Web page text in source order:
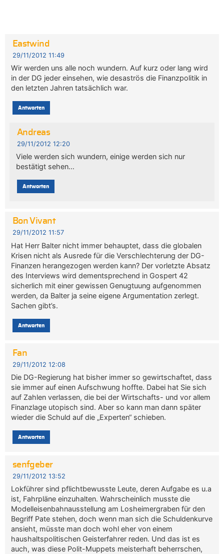
Eastwind
29/11/2012 11:49
Wir werden uns alle noch wundern. Auf kurz oder lang wird
in der DG jeder einsehen, wie desaströs die Finanzpolitik in
den letzten Jahren tatsächlich war.
Antworten
Andreas
29/11/2012 12:20
Viele werden sich wundern, einige werden sich nur
bestätigt sehen…
Antworten
Bon Vivant
29/11/2012 11:57
Hat Herr Balter nicht immer behauptet, dass die globalen
Krisen nicht als Ausrede für die Verschlechterung der DG-
Finanzen herangezogen werden kann? Der vorletzte Absatz
des Interviews wird dementsprechend in Gospert 42
sicherlich mit einer gewissen Genugtuung aufgenommen
werden, da Balter ja seine eigene Argumentation zerlegt.
Sachen gibt’s.
Antworten
Fan
29/11/2012 12:08
Die DG-Regierung hat bisher immer so gewirtschaftet, dass
sie immer auf einen Aufschwung hoffte. Dabei hat Sie sich
auf Zahlen verlassen, die bei der Wirtschafts- und vor allem
Finanzlage utopisch sind. Aber so kann man dann später
wieder die Schuld auf die „Experten“ schieben.
Antworten
senfgeber
29/11/2012 13:52
Lokführer sind pflichtbewusste Leute, deren Aufgabe es u.a
ist, Fahrpläne einzuhalten. Wahrscheinlich musste die
Modelleisenbahnausstellung am Losheimergraben für den
Begriff Pate stehen, doch wenn man sich die Schuldenkurve
ansieht, müsste man doch wohl eher von einem
haushaltspolitischen Geisterfahrer reden. Und das ist es
auch, was diese Polit-Muppets meisterhaft beherrschen,